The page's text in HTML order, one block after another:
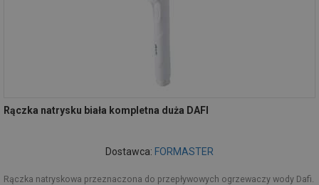
Rączka natrysku biała kompletna duża DAFI
Dostawca: FORMASTER
Rączka natryskowa przeznaczona do przepływowych ogrzewaczy wody Dafi.